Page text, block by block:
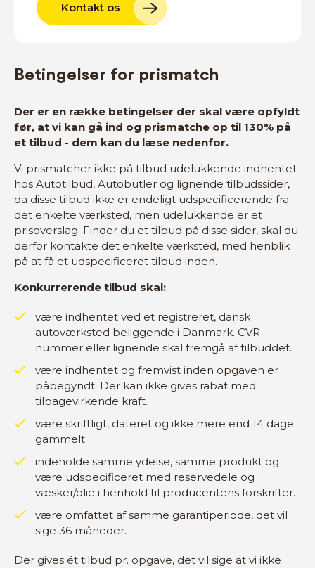
Kontakt os
Betingelser for prismatch
Der er en række betingelser der skal være opfyldt
før, at vi kan gå ind og prismatche op til 130% på
et tilbud - dem kan du læse nedenfor.
Vi prismatcher ikke på tilbud udelukkende indhentet
hos Autotilbud, Autobutler og lignende tilbudssider,
da disse tilbud ikke er endeligt udspecificerende fra
det enkelte værksted, men udelukkende er et
prisoverslag. Finder du et tilbud på disse sider, skal du
derfor kontakte det enkelte værksted, med henblik
på at få et udspecificeret tilbud inden.
Konkurrerende tilbud skal:
være indhentet ved et registreret, dansk
autoværksted beliggende i Danmark. CVR-
nummer eller lignende skal fremgå af tilbuddet.
være indhentet og fremvist inden opgaven er
påbegyndt. Der kan ikke gives rabat med
tilbagevirkende kraft.
være skriftligt, dateret og ikke mere end 14 dage
gammelt
indeholde samme ydelse, samme produkt og
være udspecificeret med reservedele og
væsker/olie i henhold til producentens forskrifter.
være omfattet af samme garantiperiode, det vil
sige 36 måneder.
Der gives ét tilbud pr. opgave, det vil sige at vi ikke